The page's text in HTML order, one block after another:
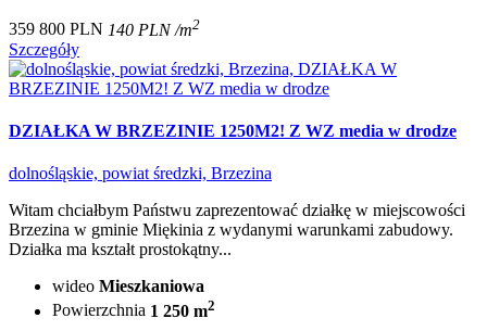
359 800 PLN 140 PLN /m2
Szczegóły
DZIAŁKA W BRZEZINIE 1250M2! Z WZ media w drodze
dolnośląskie, powiat średzki, Brzezina
Witam chciałbym Państwu zaprezentować działkę w miejscowości
Brzezina w gminie Miękinia z wydanymi warunkami zabudowy.
Działka ma kształt prostokątny...
wideo Mieszkaniowa
Powierzchnia 1 250 m2